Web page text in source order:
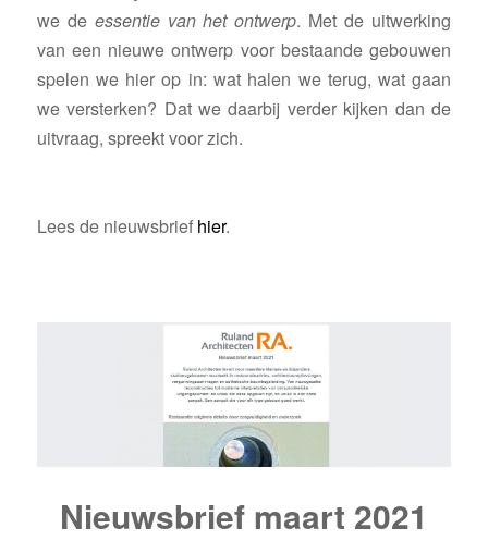
we de essentie van het ontwerp. Met de uitwerking
van een nieuwe ontwerp voor bestaande gebouwen
spelen we hier op in: wat halen we terug, wat gaan
we versterken? Dat we daarbij verder kijken dan de
uitvraag, spreekt voor zich.
Lees de nieuwsbrief hier.
Nieuwsbrief maart 2021